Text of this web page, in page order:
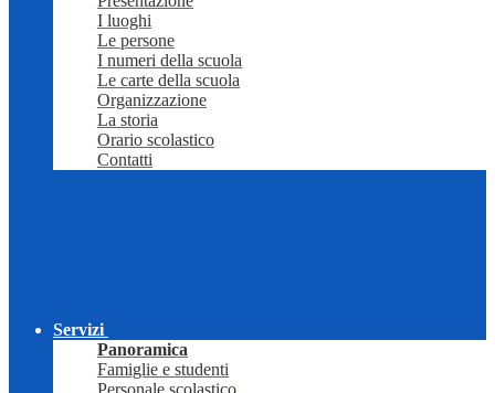
I luoghi
Le persone
I numeri della scuola
Le carte della scuola
Organizzazione
La storia
Orario scolastico
Contatti
Servizi
Panoramica
Famiglie e studenti